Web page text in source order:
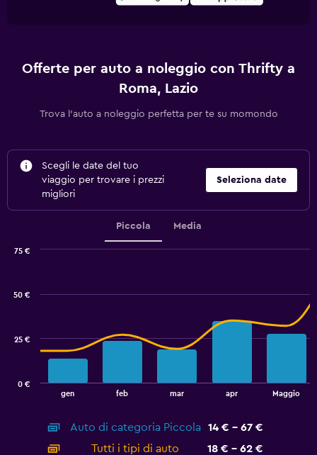
Offerte per auto a noleggio con Thrifty a
Roma, Lazio
Trova l'auto a noleggio perfetta per te su momondo
Scegli le date del tuo
viaggio per trovare i prezzi
migliori
Seleziona date
Piccola Media
displaying
categories.
gen feb mar apr Maggio
0 €
25 €
50 €
75 €
End
Auto di categoria Piccola
14 € - 67 €
Tutti i tipi di auto
18 € - 62 €